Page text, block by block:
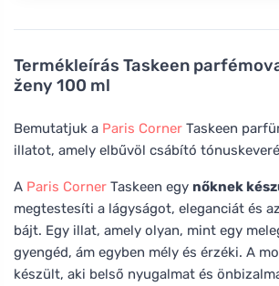
Termékleírás Taskeen
ženy 100 ml
Bemutatjuk a Paris Corner Taskeen
illatot, amely elbűvöl csábító
A Paris Corner Taskeen egy nőknek
megtestesíti a lágyságot, eleganciát és
bájt. Egy illat, amely olyan, mint egy
gyengéd, ám egyben mély és érzéki. A
készült, aki belső nyugalmat és